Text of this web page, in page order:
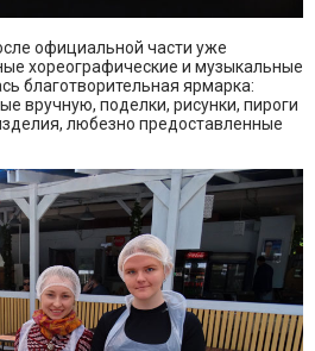
официальной части уже
хореографические и музыкальные
благотворительная ярмарка:
вручную, поделки, рисунки, пироги
любезно предоставленные